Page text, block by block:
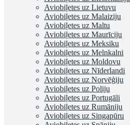
Aviobiļetes uz Lietuvu
Aviobiļetes uz Malaiziju
Aviobiļetes uz Maltu
Aviobiļetes uz Maurīciju
Aviobiļetes uz Meksiku
Aviobiļetes uz Melnkalni
Aviobiļetes uz Moldovu
Aviobiļetes uz Nīderlandi
Aviobiļetes uz Norvēģiju
Aviobiļetes uz Poliju
Aviobiļetes uz Portugāli
Aviobiļetes uz Rumāniju
Aviobiļetes uz Singapūru